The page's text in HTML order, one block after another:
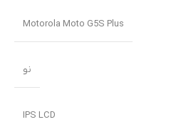
Motorola Moto G5S Plus
نو
IPS LCD